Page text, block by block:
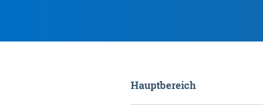
Hauptbereich